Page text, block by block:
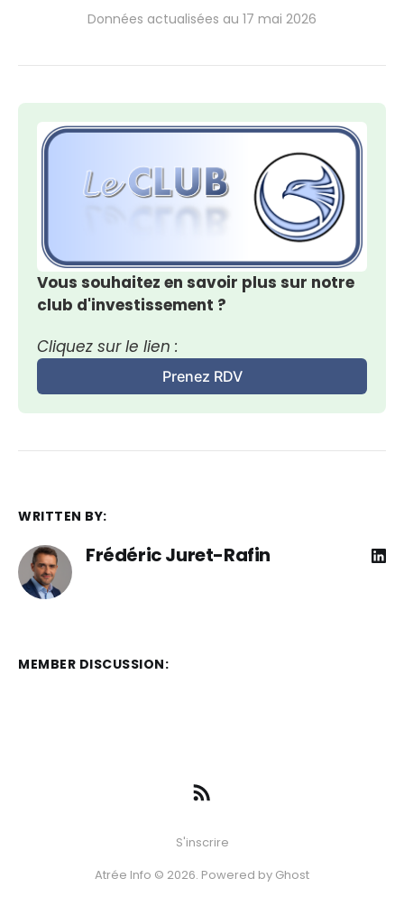
Données actualisées au 17 mai 2026
Vous souhaitez en savoir plus sur notre
club d'investissement ?
Cliquez sur le lien :
Prenez RDV
WRITTEN BY:
Frédéric Juret-Rafin
MEMBER DISCUSSION:
S'inscrire
Atrée Info © 2026. Powered by Ghost